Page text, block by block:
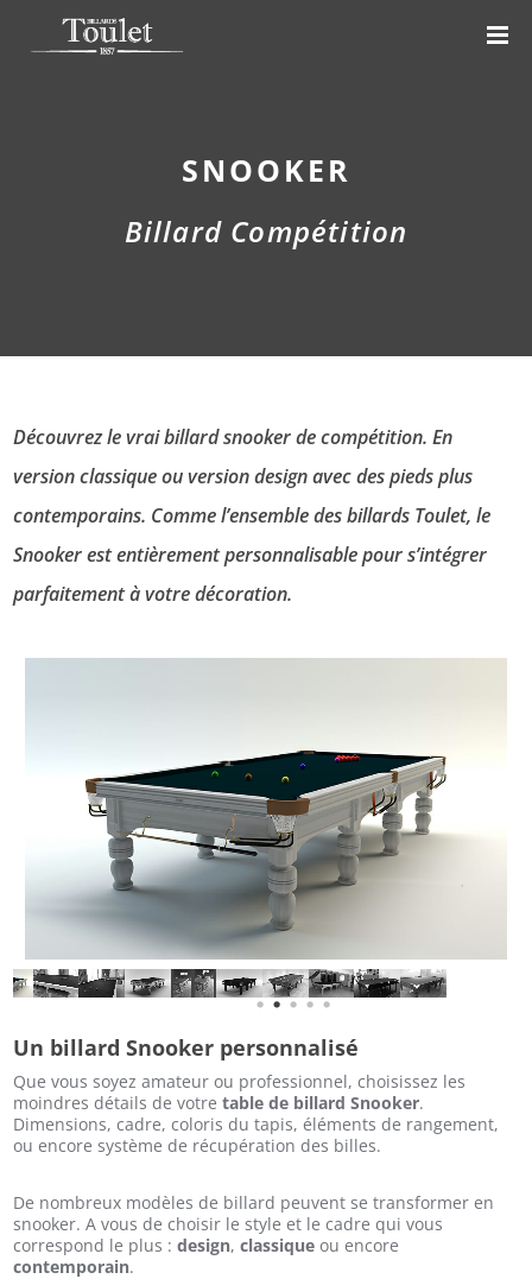
SNOOKER
Billard Compétition
Découvrez le vrai billard snooker de compétition. En
version classique ou version design avec des pieds plus
contemporains. Comme l’ensemble des billards Toulet, le
Snooker est entièrement personnalisable pour s’intégrer
parfaitement à votre décoration.
PREVIOUS
1 2 3 4 5
Un billard Snooker personnalisé
Que vous soyez amateur ou professionnel, choisissez les
moindres détails de votretable de billard Snooker.
Dimensions, cadre, coloris du tapis, éléments de rangement,
ou encore système de récupération des billes.
De nombreux modèles de billard peuvent se transformer en
snooker. A vous de choisir le style et le cadre qui vous
correspond le plus :design,classique ou encore
contemporain.